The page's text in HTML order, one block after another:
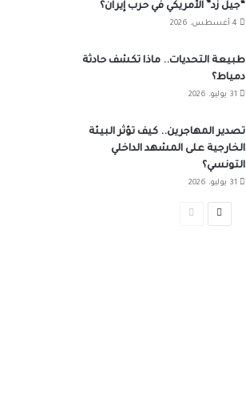
“جيل زد” الأمريكي في حرب إيران؟
4 أغسطس، 2026
طبيعة التحديات.. ماذا تكشف حادثة
دمياط؟
31 يوليو، 2026
تصدير المهاجرين.. كيف تؤثر البيئة
الخارجية على المشهد الداخلي
التونسي؟
31 يوليو، 2026
الصفحة الصفحة